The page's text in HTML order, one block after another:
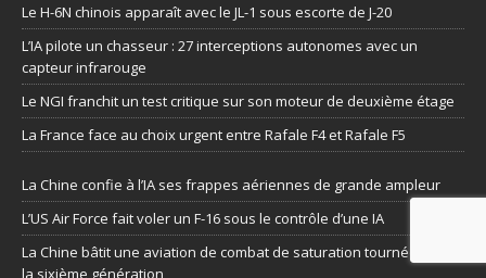
Le H-6N chinois apparaît avec le JL-1 sous escorte de J-20
L’IA pilote un chasseur : 27 interceptions autonomes avec un
capteur infrarouge
Le NGI franchit un test critique sur son moteur de deuxième étage
La France face au choix urgent entre Rafale F4 et Rafale F5
La Chine confie à l’IA ses frappes aériennes de grande ampleur
L’US Air Force fait voler un F-16 sous le contrôle d’une IA
La Chine bâtit une aviation de combat de saturation tournée vers
la sixième génération